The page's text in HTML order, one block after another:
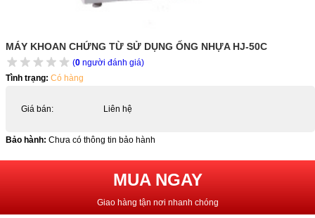
MÁY KHOAN CHỨNG TỪ SỬ DỤNG ỐNG NHỰA HJ-50C
(0 người đánh giá)
Tình trạng: Có hàng
Giá bán: Liên hệ
Bảo hành: Chưa có thông tin bảo hành
MUA NGAY
Giao hàng tận nơi nhanh chóng